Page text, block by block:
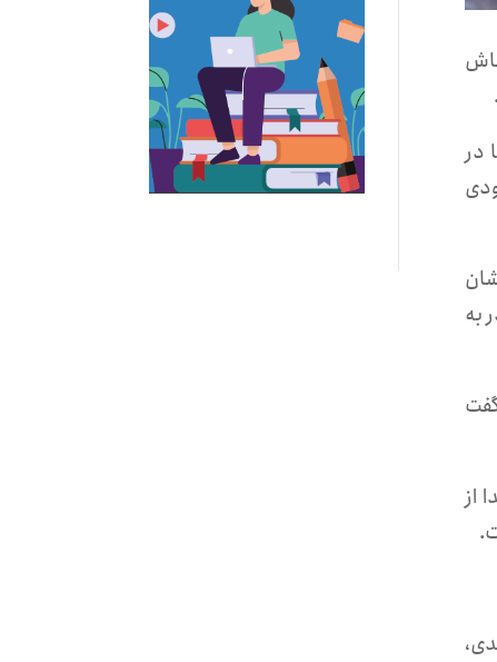
در
به
مورد اتهامات این نوکیشان مسیحی در دسترس نیست ولی یک منبع آگاه به ماده ۱۸ گفت
از